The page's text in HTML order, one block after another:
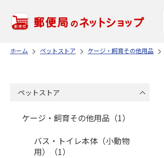
ホーム ペットストア ケージ・飼育その他用品
ペットストア
ケージ・飼育その他用品（1）
バス・トイレ本体（小動物
用）（1）